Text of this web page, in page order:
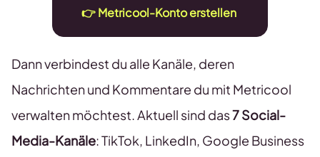
👉Metricool-Konto erstellen
Dann verbindest du alle Kanäle, deren
Nachrichten und Kommentare du mit Metricool
verwalten möchtest. Aktuell sind das7 Social-
Media-Kanäle: TikTok, LinkedIn, Google Business